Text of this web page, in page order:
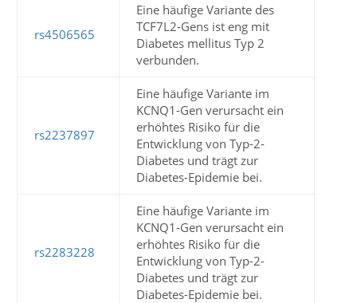
rs4506565
Eine häufige Variante des
TCF7L2-Gens ist eng mit
Diabetes mellitus Typ 2
verbunden.
rs2237897
Eine häufige Variante im
KCNQ1-Gen verursacht ein
erhöhtes Risiko für die
Entwicklung von Typ-2-
Diabetes und trägt zur
Diabetes-Epidemie bei.
rs2283228
Eine häufige Variante im
KCNQ1-Gen verursacht ein
erhöhtes Risiko für die
Entwicklung von Typ-2-
Diabetes und trägt zur
Diabetes-Epidemie bei.